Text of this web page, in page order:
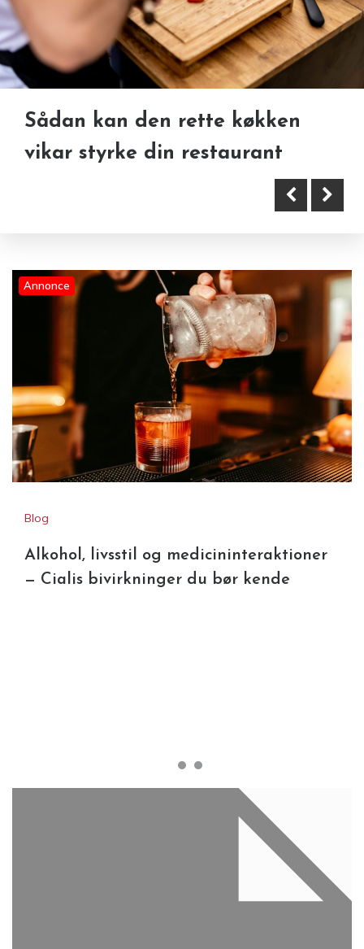
Alkohol, livsstil og
Erhverv: En Udforskning af
Sådan kan den rette køkken
vikar styrke din restaurant
Annonce
Blog
Alkohol, livsstil og medicininteraktioner
— Cialis bivirkninger du bør kende